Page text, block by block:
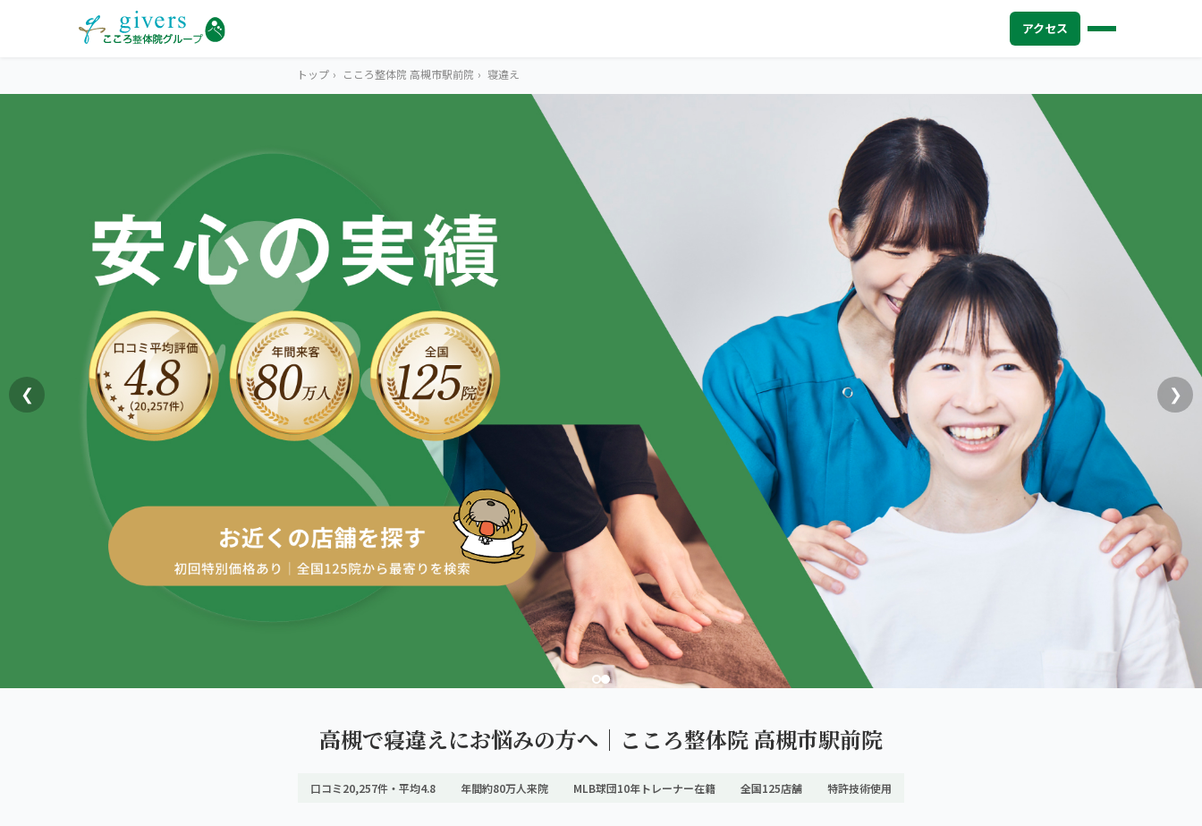
アクセス
トップ
SYMPTOMS 症状から探す
肩こり・首こり
四十肩・五十肩
膝痛・関節痛
股関節の痛み
産後の不調・体型の崩れ
メニューから探す
店舗一覧
エリアから探す
札幌エリア（13院）
仙台エリア（4院）
ABOUT US
こころ整体院グループについて
初めての方へ
ご予約はこちら
OUR CONCEPT
とらわれないカラ
ダを。
トップ › こころ整体院 高槻市駅前院 › 寝違え
❮ ❯
高槻で寝違えにお悩みの方へ｜こころ整体院 高槻市駅前院
口コミ20,257件・平均4.8 年間約80万人来院 MLB球団10年トレーナー在籍 全国125店舗 特許技術使用